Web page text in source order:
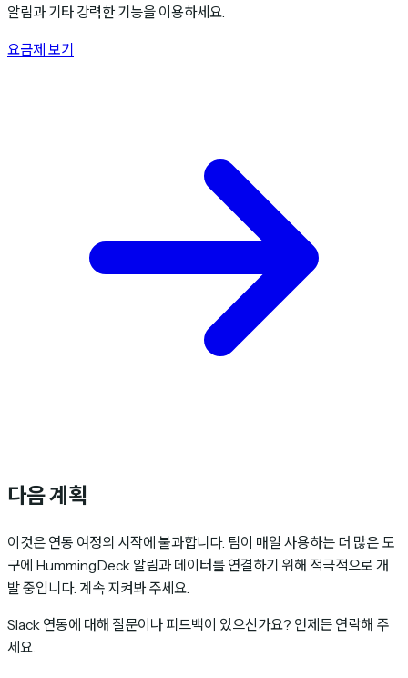
알림과 기타 강력한 기능을 이용하세요.
요금제 보기
다음 계획
이것은 연동 여정의 시작에 불과합니다. 팀이 매일 사용하는 더 많은 도
구에 HummingDeck 알림과 데이터를 연결하기 위해 적극적으로 개
발 중입니다. 계속 지켜봐 주세요.
Slack 연동에 대해 질문이나 피드백이 있으신가요? 언제든 연락해 주
세요.